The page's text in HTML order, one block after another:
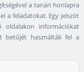
a tanári honlapra
a feladatokat. Egy jelszót
oldalakon információkat
betűjét használták fel a